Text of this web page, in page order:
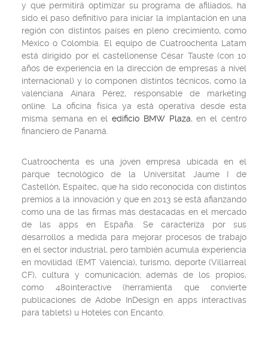
y que permitirá optimizar su programa de afiliados, ha
sido el paso definitivo para iniciar la implantación en una
región con distintos países en pleno crecimiento, como
México o Colombia. El equipo de Cuatroochenta Latam
está dirigido por el castellonense César Tauste (con 10
años de experiencia en la dirección de empresas a nivel
internacional) y lo componen distintos técnicos, como la
valenciana Ainara Pérez, responsable de marketing
online. La oficina física ya está operativa desde esta
misma semana en eledificio BMW Plaza, en el centro
financiero de Panamá.
Cuatroochenta es una joven empresa ubicada en el
parque tecnológico de la Universitat Jaume I de
Castellón, Espaitec, que ha sido reconocida con distintos
premios a la innovación y que en 2013 se está afianzando
como una de las firmas más destacadas en el mercado
de las apps en España. Se caracteriza por sus
desarrollos a medida para mejorar procesos de trabajo
en el sector industrial, pero también acumula experiencia
en movilidad (EMT Valencia), turismo, deporte (Villarreal
CF), cultura y comunicación; además de los propios,
como 480interactive (herramienta que convierte
publicaciones de Adobe InDesign en apps interactivas
para tablets) u Hoteles con Encanto.